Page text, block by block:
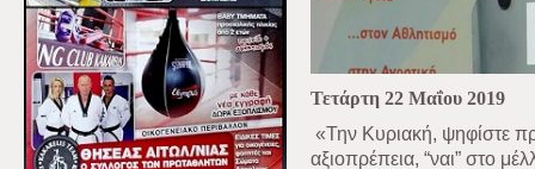
Τετάρτη 22 Μαΐου 2019
«Την Κυριακή, ψηφίστε
αξιοπρέπεια, “ναι” στο